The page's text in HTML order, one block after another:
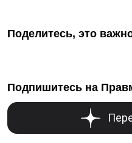
Поделитесь, это
Подпишитесь на